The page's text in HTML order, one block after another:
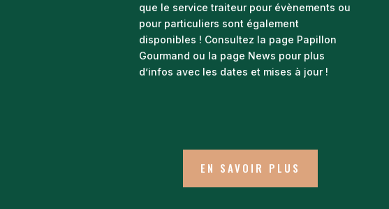
que le service traiteur pour évènements ou
pour particuliers sont également
disponibles ! Consultez la page Papillon
Gourmand ou la page News pour plus
d’infos avec les dates et mises à jour !
EN SAVOIR PLUS